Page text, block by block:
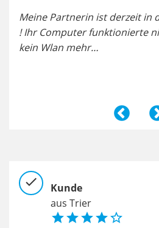
Meine Partnerin ist derzeit in
! Ihr Computer funktionierte
kein Wlan mehr…
check
Kunde
aus Trier
